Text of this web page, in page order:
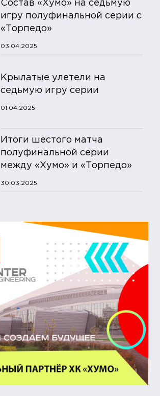
Состав «Хумо» на седьмую
игру полуфинальной серии с
«Торпедо»
03.04.2025
Крылатые улетели на
седьмую игру серии
01.04.2025
Итоги шестого матча
полуфинальной серии
между «Хумо» и «Торпедо»
30.03.2025